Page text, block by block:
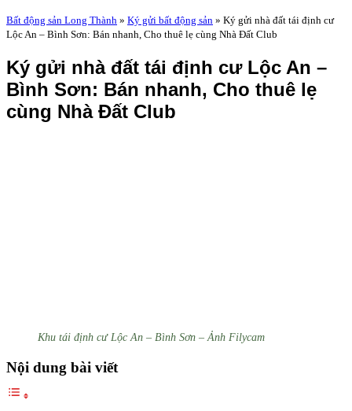
Bất động sản Long Thành » Ký gửi bất động sản » Ký gửi nhà đất tái định cư
Lộc An – Bình Sơn: Bán nhanh, Cho thuê lẹ cùng Nhà Đất Club
Ký gửi nhà đất tái định cư Lộc An –
Bình Sơn: Bán nhanh, Cho thuê lẹ
cùng Nhà Đất Club
Khu tái định cư Lộc An – Bình Sơn – Ảnh Filycam
Nội dung bài viết